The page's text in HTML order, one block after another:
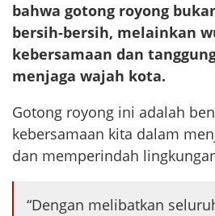
bahwa gotong royong
bersih-bersih, melainkan
kebersamaan dan
menjaga wajah kota.
Gotong royong ini adalah
kebersamaan kita dalam
dan memperindah
“Dengan melibatkan